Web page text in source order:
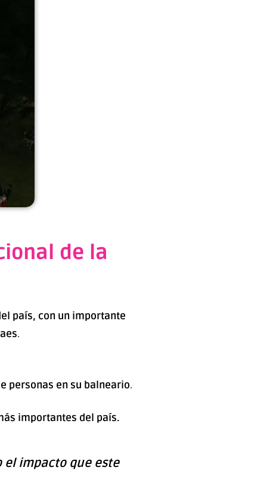
de la
país, con un importante
.
personas en su balneario.
importantes del país.
el impacto que este